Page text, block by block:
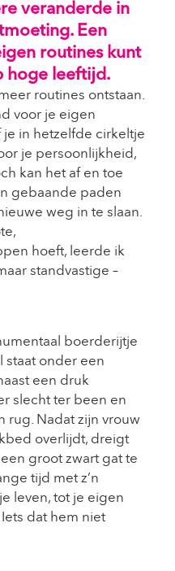
veranderde in
Een
routines kunt
hoge leeftijd.
routines ontstaan.
voor je eigen
in hetzelfde cirkeltje
je persoonlijkheid,
kan het af en toe
gebaande paden
weg in te slaan.
hoeft, leerde ik
standvastige –
boerderijtje
staat onder een
een druk
slecht ter been en
rug. Nadat zijn vrouw
overlijdt, dreigt
groot zwart gat te
tijd met z’n
leven, tot je eigen
dat hem niet